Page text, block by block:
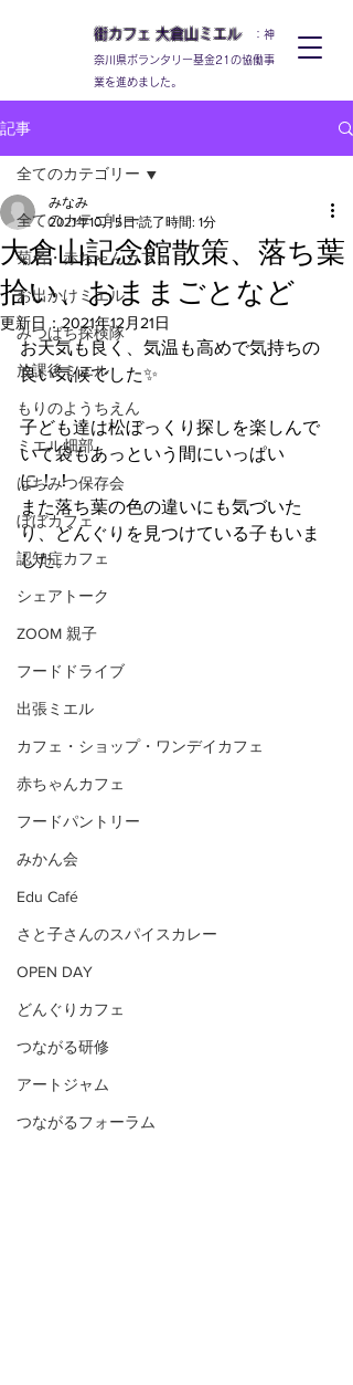
街カフェ 大倉山ミエル：神
奈川県ボランタリー基金21の協働事
業を進めました。
記事
全てのカテゴリー
菊名・赤ちゃんカフェ
お出かけミエル
みつばち探検隊
放課後ミエル
もりのようちえん
ミエル畑部
はちみつ保存会
ぼぼカフェ
認知症カフェ
シェアトーク
ZOOM 親子
フードドライブ
出張ミエル
カフェ・ショップ・ワンデイカフェ
赤ちゃんカフェ
フードパントリー
みかん会
Edu Café
さと子さんのスパイスカレー
OPEN DAY
どんぐりカフェ
つながる研修
アートジャム
つながるフォーラム
全てのカテゴリー
大倉山記念館散策、落ち葉
拾い、おままごとなど
みなみ
2021年10月5日 読了時間: 1分
更新日：2021年12月21日
お天気も良く、気温も高めで気持ちの
良い気候でした✨
子ども達は松ぼっくり探しを楽しんで
いて袋もあっという間にいっぱい
に！！
また落ち葉の色の違いにも気づいた
り、どんぐりを見つけている子もいま
した。